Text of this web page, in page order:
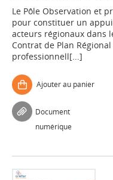
Le Pôle Observation et
pour constituer un
acteurs régionaux dans
Contrat de Plan
professionnell[...]
Ajouter au panier
Document
numérique